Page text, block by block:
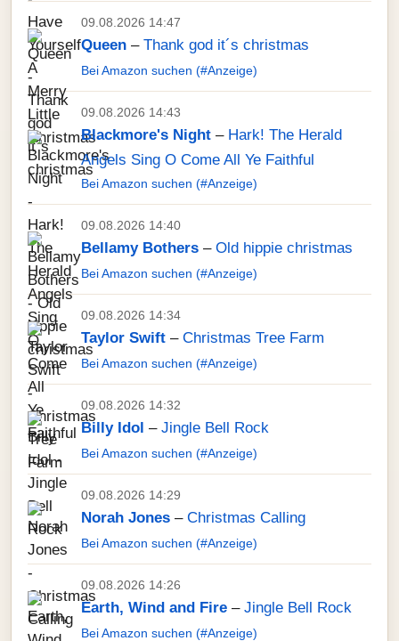
09.08.2026 14:47
Queen – Thank god it´s christmas
Bei Amazon suchen (#Anzeige)
09.08.2026 14:43
Blackmore's Night – Hark! The Herald
Angels Sing O Come All Ye Faithful
Bei Amazon suchen (#Anzeige)
09.08.2026 14:40
Bellamy Bothers – Old hippie christmas
Bei Amazon suchen (#Anzeige)
09.08.2026 14:34
Taylor Swift – Christmas Tree Farm
Bei Amazon suchen (#Anzeige)
09.08.2026 14:32
Billy Idol – Jingle Bell Rock
Bei Amazon suchen (#Anzeige)
09.08.2026 14:29
Norah Jones – Christmas Calling
Bei Amazon suchen (#Anzeige)
09.08.2026 14:26
Earth, Wind and Fire – Jingle Bell Rock
Bei Amazon suchen (#Anzeige)